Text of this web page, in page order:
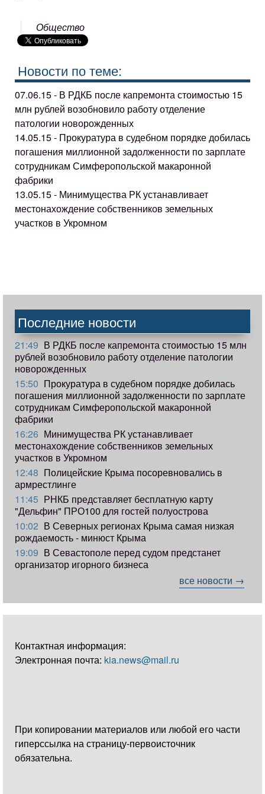
Общество
Новости по теме:
07.06.15 - В РДКБ после капремонта стоимостью 15
млн рублей возобновило работу отделение
патологии новорожденных
14.05.15 - Прокуратура в судебном порядке добилась
погашения миллионной задолженности по зарплате
сотрудникам Симферопольской макаронной
фабрики
13.05.15 - Минимущества РК устанавливает
местонахождение собственников земельных
участков в Укромном
Последние новости
21:49 В РДКБ после капремонта стоимостью 15 млн
рублей возобновило работу отделение патологии
новорожденных
15:50 Прокуратура в судебном порядке добилась
погашения миллионной задолженности по зарплате
сотрудникам Симферопольской макаронной
фабрики
16:26 Минимущества РК устанавливает
местонахождение собственников земельных
участков в Укромном
12:48 Полицейские Крыма посоревновались в
армрестлинге
11:45 РНКБ представляет бесплатную карту
"Дельфин" ПРО100 для гостей полуострова
10:02 В Северных регионах Крыма самая низкая
рождаемость - минюст Крыма
19:09 В Севастополе перед судом предстанет
организатор игорного бизнеса
все новости →
Контактная информация:
Электронная почта: kia.news@mail.ru
При копировании материалов или любой его части
гиперссылка на страницу-первоисточник
обязательна.